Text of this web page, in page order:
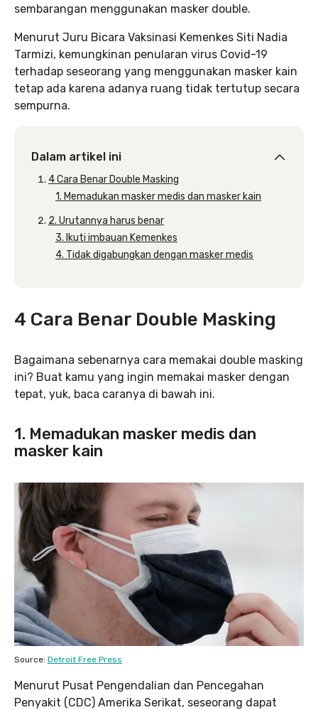
sembarangan menggunakan masker double.
Menurut Juru Bicara Vaksinasi Kemenkes Siti Nadia
Tarmizi, kemungkinan penularan virus Covid-19
terhadap seseorang yang menggunakan masker kain
tetap ada karena adanya ruang tidak tertutup secara
sempurna.
Dalam artikel ini
4 Cara Benar Double Masking
1. Memadukan masker medis dan masker kain
2. Urutannya harus benar
3. Ikuti imbauan Kemenkes
4. Tidak digabungkan dengan masker medis
4 Cara Benar Double Masking
Bagaimana sebenarnya cara memakai double masking
ini? Buat kamu yang ingin memakai masker dengan
tepat, yuk, baca caranya di bawah ini.
1. Memadukan masker medis dan
masker kain
Source: Detroit Free Press
Menurut Pusat Pengendalian dan Pencegahan
Penyakit (CDC) Amerika Serikat, seseorang dapat